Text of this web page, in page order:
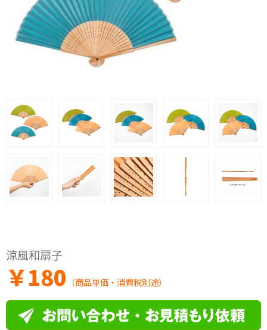
涼風和扇子
￥180 （商品単価・消費税別途）